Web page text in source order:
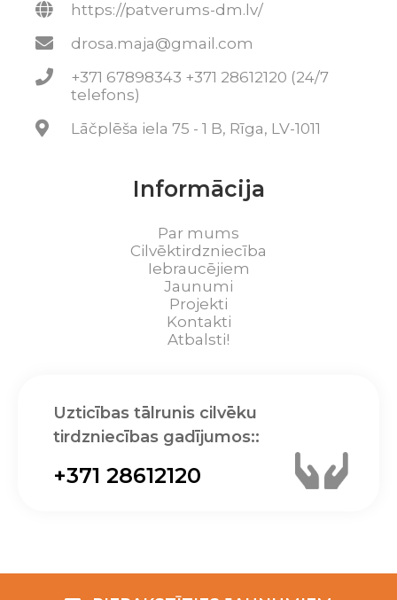
https://patverums-dm.lv/
drosa.maja@gmail.com
+371 67898343 +371 28612120 (24/7
telefons)
Lāčplēša iela 75 - 1 B, Rīga, LV-1011
Informācija
Par mums
Cilvēktirdzniecība
Iebraucējiem
Jaunumi
Projekti
Kontakti
Atbalsti!
Uzticības tālrunis cilvēku
tirdzniecības gadījumos::
+371 28612120